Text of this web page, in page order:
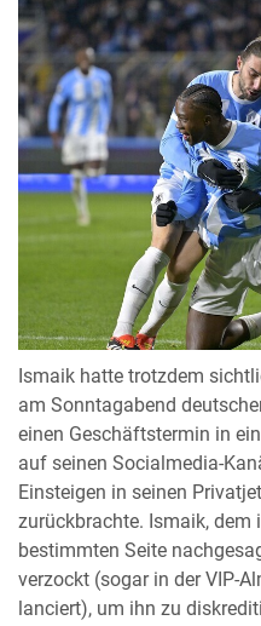
Ismaik hatte trotzdem
am Sonntagabend
einen Geschäftstermin in
auf seinen Socialmedia-
Einsteigen in seinen
zurückbrachte. Ismaik, dem
bestimmten Seite
verzockt (sogar in der VIP-
lanciert), um ihn zu